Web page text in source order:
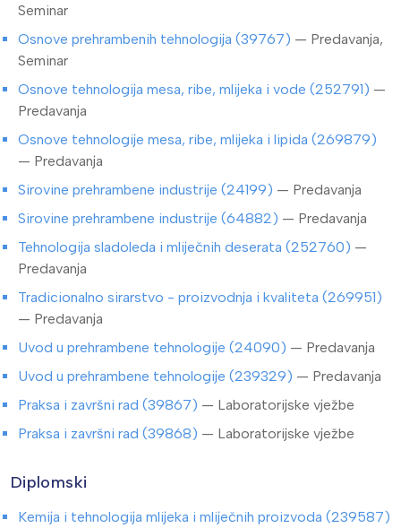
Seminar
Osnove prehrambenih tehnologija (39767) — Predavanja,
Seminar
Osnove tehnologija mesa, ribe, mlijeka i vode (252791) —
Predavanja
Osnove tehnologije mesa, ribe, mlijeka i lipida (269879)
— Predavanja
Sirovine prehrambene industrije (24199) — Predavanja
Sirovine prehrambene industrije (64882) — Predavanja
Tehnologija sladoleda i mliječnih deserata (252760) —
Predavanja
Tradicionalno sirarstvo - proizvodnja i kvaliteta (269951)
— Predavanja
Uvod u prehrambene tehnologije (24090) — Predavanja
Uvod u prehrambene tehnologije (239329) — Predavanja
Praksa i završni rad (39867) — Laboratorijske vježbe
Praksa i završni rad (39868) — Laboratorijske vježbe
Diplomski
Kemija i tehnologija mlijeka i mliječnih proizvoda (239587)